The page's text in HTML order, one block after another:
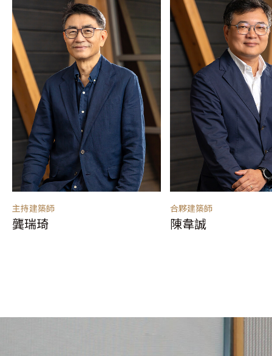
主持建築師
龔瑞琦
合夥建築師
陳韋誠